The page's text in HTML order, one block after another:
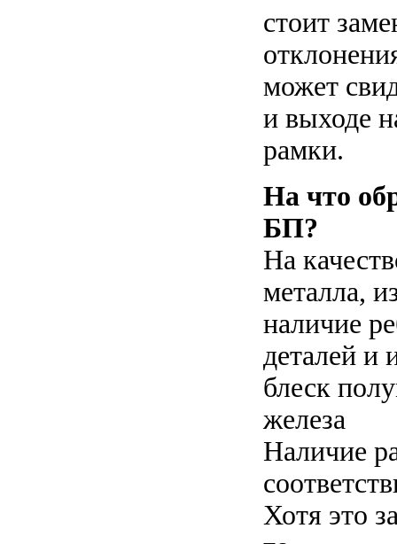
стоит
может
и выходе
рамки.
На что
БП?
На
металла,
наличие
деталей и
блеск
железа
Наличие
Хотя это